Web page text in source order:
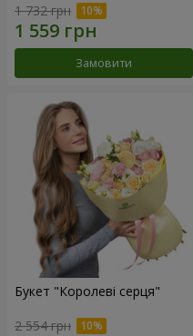
1 732 грн
Замовити
Букет "Королеві серця"
2 554 грн